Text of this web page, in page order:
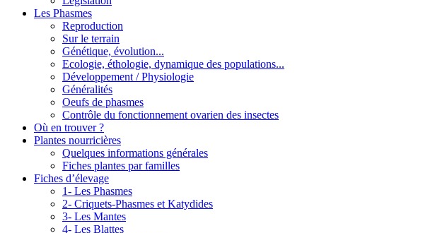
Les Phasmes
Reproduction
Sur le terrain
Génétique, évolution...
Ecologie, éthologie, dynamique des populations...
Développement / Physiologie
Généralités
Oeufs de phasmes
Contrôle du fonctionnement ovarien des insectes
Où en trouver ?
Plantes nourricières
Quelques informations générales
Fiches plantes par familles
Fiches d’élevage
1- Les Phasmes
2- Criquets-Phasmes et Katydides
3- Les Mantes
4- Les Blattes